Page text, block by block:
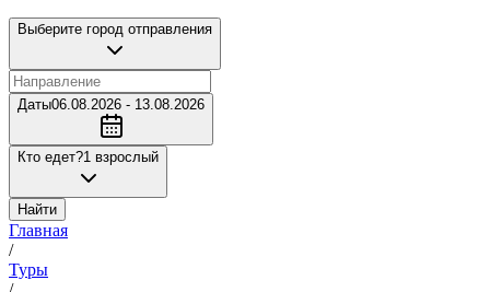
Выберите город отправления
Даты06.08.2026 - 13.08.2026
Кто едет?1 взрослый
Найти
Главная
/
Туры